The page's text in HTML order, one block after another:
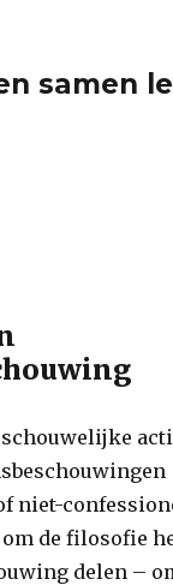
samen
niet-
de filosofie
delen –